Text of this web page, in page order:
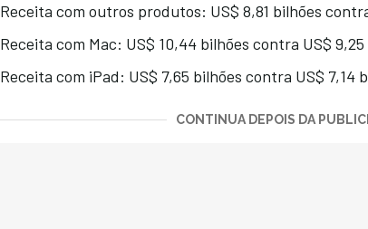
Receita com outros produtos: US$ 8,81 bilhões
Receita com Mac: US$ 10,44 bilhões contra US$
Receita com iPad: US$ 7,65 bilhões contra US$ 7,14
CONTINUA DEPOIS DA